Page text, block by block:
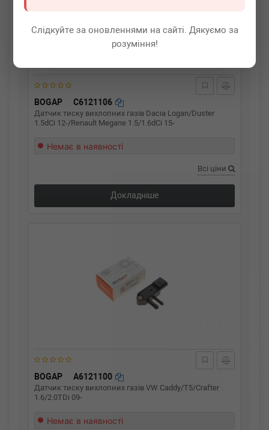
Слідкуйте за оновленнями на сайті. Дякуємо за
розуміння!
BOGAP C6121106
Датчик тиску вихлопних газів Dacia Logan/Duster
1.5dCi 12-/Renault Megane 1.5/1.6dCi 15-
Немає в наявності
Всі ціни
Докладніше
BOGAP A6121100
Датчик тиску вихлопних газів VW Caddy/T5/Crafter
1.6/2.0TDi 09-
Немає в наявності